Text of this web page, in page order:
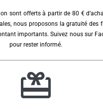
sont offerts à partir de 80 €
nous proposons la gratuité des
importants. Suivez nous sur
pour rester informé.